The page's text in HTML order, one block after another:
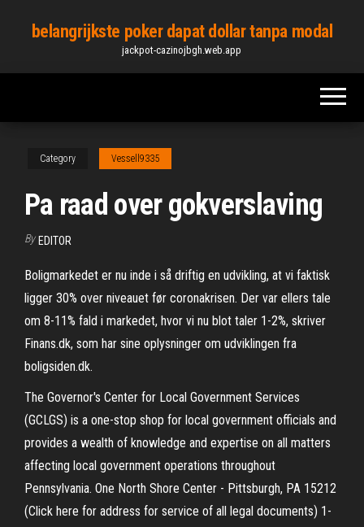
content
belangrijkste poker dapat dollar tanpa modal
jackpot-cazinojbgh.web.app
Category Vessell9335
Pa raad over gokverslaving
By EDITOR
Boligmarkedet er nu inde i så driftig en udvikling, at vi faktisk
ligger 30% over niveauet før coronakrisen. Der var ellers tale
om 8-11% fald i markedet, hvor vi nu blot taler 1-2%, skriver
Finans.dk, som har sine oplysninger om udviklingen fra
boligsiden.dk.
The Governor's Center for Local Government Services
(GCLGS) is a one-stop shop for local government officials and
provides a wealth of knowledge and expertise on all matters
affecting local government operations throughout
Pennsylvania. One North Shore Center - Pittsburgh, PA 15212
(Click here for address for service of all legal documents) 1-